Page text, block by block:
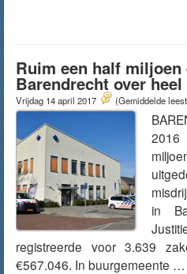
Ruim een half
Barendrecht over heel
Vrijdag 14 april 2017 (Gemiddelde
in
registreerde voor 3.639
€567.046. In buurgemeente …